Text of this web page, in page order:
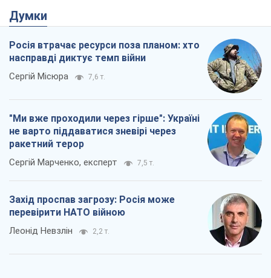
Думки
Росія втрачає ресурси поза планом: хто
насправді диктує темп війни
Сергій Місюра 7,6 т.
"Ми вже проходили через гірше": Україні
не варто піддаватися зневірі через
ракетний терор
Сергій Марченко, експерт 7,5 т.
Захід проспав загрозу: Росія може
перевірити НАТО війною
Леонід Невзлін 2,2 т.